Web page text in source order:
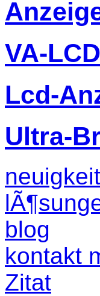
VA-
Lcd-
Ultra-
blog
kontakt
Zitat